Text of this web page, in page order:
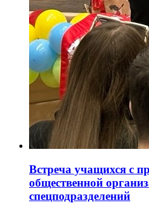
Встреча учащихся с
общественной
спецподразделений